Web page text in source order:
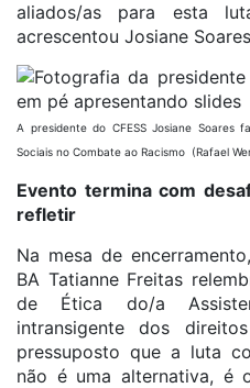
aliados/as para esta
acrescentou Josiane
A presidente do CFESS Josiane Soares
Sociais no Combate ao Racismo (Rafael
Evento termina com
refletir
Na mesa de
BA Tatianne Freitas
de Ética do/a
intransigente dos
pressuposto que a luta
não é uma alternativa, é